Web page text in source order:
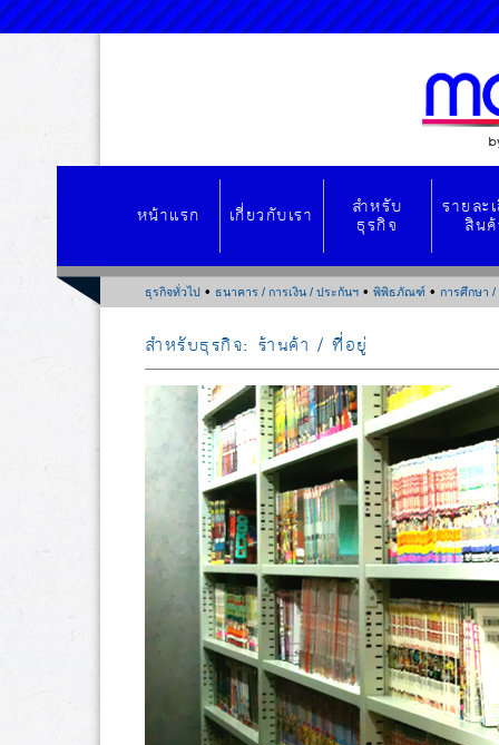
หน้าแรก เกี่ยวกับเรา สำหรับ
ธุรกิจ
รายละ
สิน
ธุรกิจทั่วไป• ธนาคาร / การเงิน / ประกันฯ• พิพิธภัณฑ์• การศึกษา /
สำหรับธุรกิจ: ร้านค้า / ที่อยู่